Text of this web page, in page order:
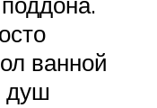
ванной
душ